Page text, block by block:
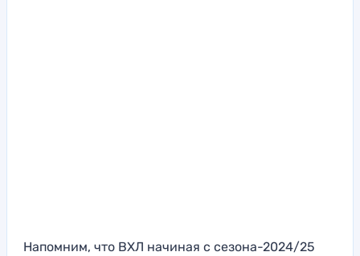
Напомним, что ВХЛ начиная с сезона-2024/25